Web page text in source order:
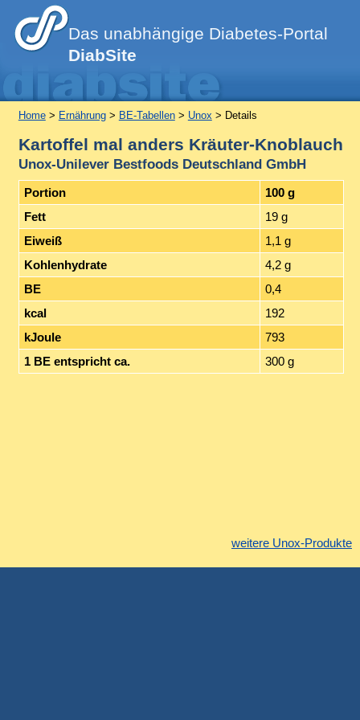
Das unabhängige Diabetes-Portal
DiabSite
Home> Ernährung> BE-Tabellen> Unox > Details
Kartoffel mal anders Kräuter-Knoblauch
Unox-Unilever Bestfoods Deutschland GmbH
Portion
100 g
Fett
19 g
Eiweiß
1,1 g
Kohlenhydrate
4,2 g
BE
0,4
kcal
192
kJoule
793
1 BE entspricht ca.
300 g
weitere Unox-Produkte